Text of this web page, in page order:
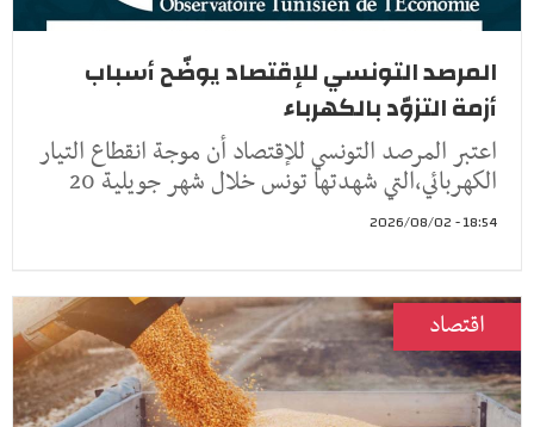
المرصد التونسي للإقتصاد يوضّح أسباب
أزمة التزوّد بالكهرباء
اعتبر المرصد التونسي للإقتصاد أن موجة انقطاع التيار
الكهربائي،التي شهدتها تونس خلال شهر جويلية 20
18:54 - 2026/08/02
اقتصاد